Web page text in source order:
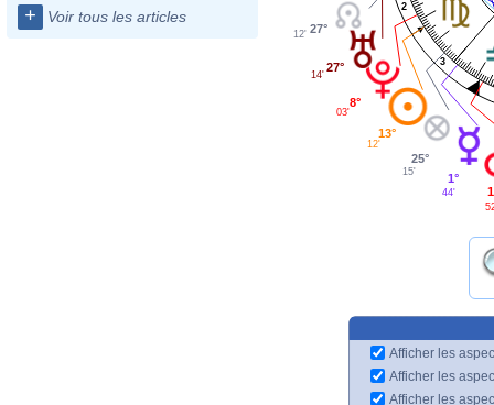
+ Voir tous les articles
2
3
27°
12'
27°
14'
8°
03'
13°
12'
25°
15' 1°
44'
Afficher les
Afficher les
Afficher les